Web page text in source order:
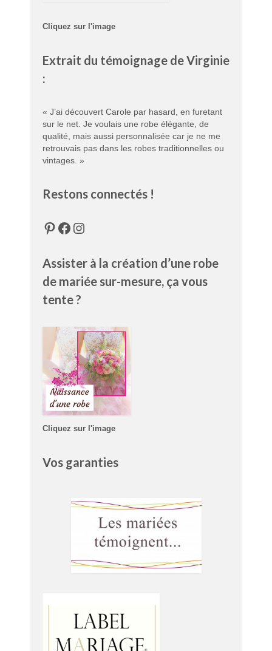
Cliquez sur l'image
Extrait du témoignage de Virginie
:
« J’ai découvert Carole par hasard, en furetant
sur le net. Je voulais une robe élégante, de
qualité, mais aussi personnalisée car je ne me
retrouvais pas dans les robes traditionnelles ou
vintages. »
Restons connectés !
Pinterest
Facebook
Instagram
Assister à la création d’une robe
de mariée sur-mesure, ça vous
tente ?
Cliquez sur l'image
Vos garanties